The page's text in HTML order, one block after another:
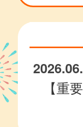
【重